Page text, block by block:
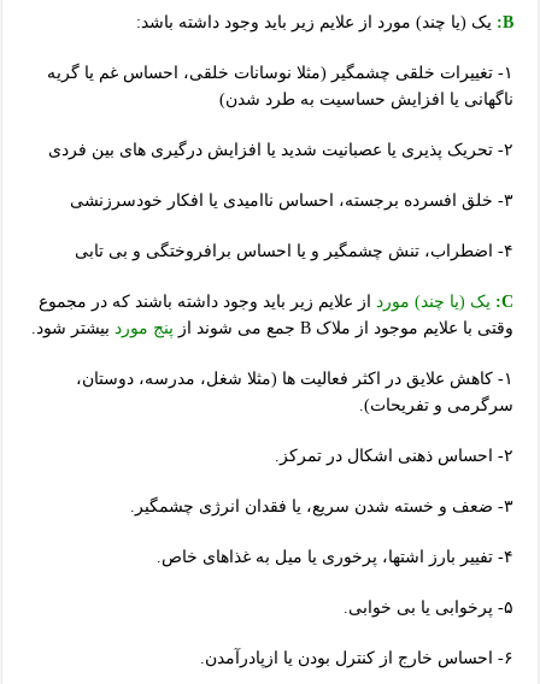
B: یک (یا چند) مورد از علایم زیر باید وجود داشته باشد:
۱- تغییرات خلقی چشمگیر (مثلا نوسانات خلقی، احساس غم یا گریه
ناگهانی یا افزایش حساسیت به طرد شدن)
۲- تحریک پذیری یا عصبانیت شدید یا افزایش درگیری های بین فردی
۳- خلق افسرده برجسته، احساس ناامیدی یا افکار خودسرزنشی
۴- اضطراب، تنش چشمگیر و یا احساس برافروختگی و بی تابی
C: یک (یا چند) مورد از علایم زیر باید وجود داشته باشند که در مجموع
وقتی با علایم موجود از ملاک B جمع می شوند از
پنج مورد بیشتر شود.
۱- کاهش علایق در اکثر فعالیت ها (مثلا شغل، مدرسه، دوستان،
سرگرمی و تفریحات).
۲- احساس ذهنی اشکال در تمرکز.
۳- ضعف و خسته شدن سریع، یا فقدان انرژی چشمگیر.
۴- تفییر بارز اشتها، پرخوری یا میل به غذاهای خاص.
۵- پرخوابی یا بی خوابی.
۶- احساس خارج از کنترل بودن یا ازپادرآمدن.